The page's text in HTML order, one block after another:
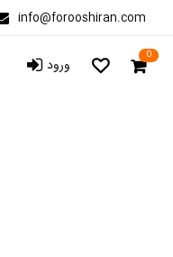
info@forooshiran.com
ورود 0